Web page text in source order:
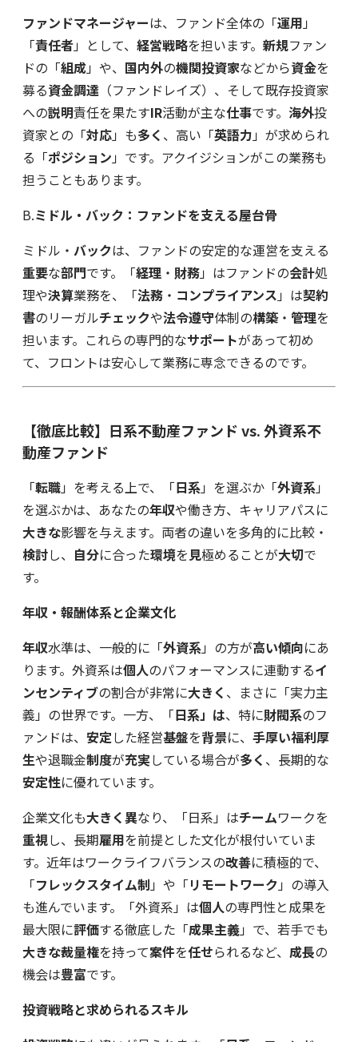
ファンドマネージャーは、ファンド全体の「運用」
「責任者」として、経営戦略を担います。新規ファン
ドの「組成」や、 国内外の機関投資家などから資金を
募る資金調達 （ファンドレイズ）、そして既存投資家
への説明責任を果たすIR活動が主な仕事です。 海外投
資家との「対応」も多く 、高い「英語力」が求められ
る「ポジション」です。アクイジションがこの業務も
担うこともあります。
B.ミドル・バック：ファンドを支える屋台骨
ミドル・バックは、ファンドの安定的な運営を支える
重要な部門です。「経理 ・ 財務」はファンドの会計処
理や決算業務を、「法務 ・ コンプライアンス」は契約
書のリーガルチェックや法令遵守体制の構築 ・管理を
担います。これらの専門的なサポートがあって初め
て、フロントは安心して業務に専念できるのです。
【徹底比較】日系不動産ファンド vs. 外資系不
動産ファンド
「転職」を考える上で、「日系」を選ぶか「外資系」
を選ぶかは、あなたの年収や働き方、キャリアパスに
大きな影響を与えます。両者の違いを多角的に比較・
検討し、 自分に合った環境を見極めることが大切で
す。
年収・報酬体系と企業文化
年収水準は、一般的に「外資系」の方が高い傾向にあ
ります。外資系は個人のパフォーマンスに連動するイ
ンセンティブの割合が非常に大きく 、まさに「実力主
義」の世界です。一方、「日系」は、特に財閥系のフ
ァンドは、安定した経営基盤を背景に、手厚い福利厚
生や退職金制度が充実している場合が多く 、長期的な
安定性に優れています。
企業文化も大きく異なり、「日系」はチームワークを
重視し、長期雇用を前提とした文化が根付いていま
す。近年はワークライフバランスの改善に積極的で、
「フレックスタイム制」や「リモートワーク」の導入
も進んでいます。「外資系」は個人の専門性と成果を
最大限に評価する徹底した「成果主義」で、若手でも
大きな裁量権を持って案件を任せられるなど、成長の
機会は豊富です。
投資戦略と求められるスキル